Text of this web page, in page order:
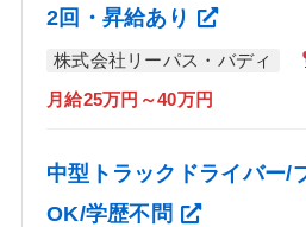
2回・昇給あり
株式会社リーパス・バディ
月給25万円～40万円
中型トラックドライバー/
OK/学歴不問